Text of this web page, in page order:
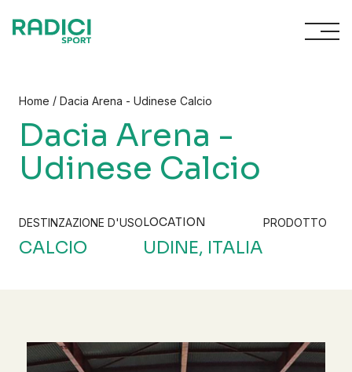
Home / Dacia Arena - Udinese Calcio
Dacia Arena -
Udinese Calcio
DESTINZAZIONE D'USO
CALCIO
LOCATION
UDINE, ITALIA
PRODOTTO